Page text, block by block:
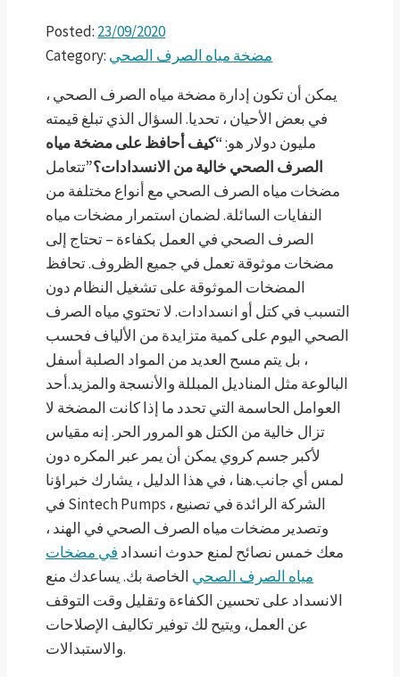
Posted: 23/09/2020
Category: مضخة مياه الصرف الصحي
يمكن أن تكون إدارة مضخة مياه الصرف الصحي ،
في بعض الأحيان ، تحديا. السؤال الذي تبلغ قيمته
مليون دولار هو:“كيف أحافظ على مضخة مياه
الصرف الصحي خالية من الانسدادات؟”تتعامل
مضخات مياه الصرف الصحي مع أنواع مختلفة من
النفايات السائلة. لضمان استمرار مضخات مياه
الصرف الصحي في العمل بكفاءة – تحتاج إلى
مضخات موثوقة تعمل في جميع الظروف. تحافظ
المضخات الموثوقة على تشغيل النظام دون
التسبب في كتل أو انسدادات. لا تحتوي مياه الصرف
الصحي اليوم على كمية متزايدة من الألياف فحسب
، بل يتم مسح العديد من المواد الصلبة أسفل
البالوعة مثل المناديل المبللة والأنسجة والمزيد.أحد
العوامل الحاسمة التي تحدد ما إذا كانت المضخة لا
تزال خالية من الكتل هو المرور الحر. إنه مقياس
لأكبر جسم كروي يمكن أن يمر عبر المكره دون
لمس أي جانب.هنا ، في هذا الدليل ، يشارك خبراؤنا
في Sintech Pumps ، الشركة الرائدة في تصنيع
وتصدير مضخات مياه الصرف الصحي في الهند ،
معك خمس نصائح لمنع حدوث انسداد في مضخات
مياه الصرف الصحي الخاصة بك. يساعدك منع
الانسداد على تحسين الكفاءة وتقليل وقت التوقف
عن العمل، ويتيح لك توفير تكاليف الإصلاحات
والاستبدالات.